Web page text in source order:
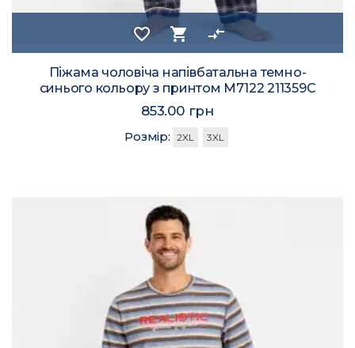
favorite_border shopping_cart compare_arrows
Піжама чоловіча напівбатальна темно-
синього кольору з принтом M7122 211359C
853.00 грн
Розмір: 2XL 3XL